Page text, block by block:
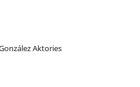
Aktories